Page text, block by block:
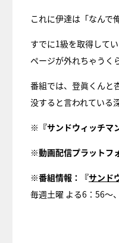
これに伊達は「なんで
すでに1級を取得して
ページが外れちゃうく
番組では、登眞くんと
没すると言われている
※『サンドウィッチマ
※動画配信プラットフ
※番組情報：『サンド
毎週土曜 よる6：56～